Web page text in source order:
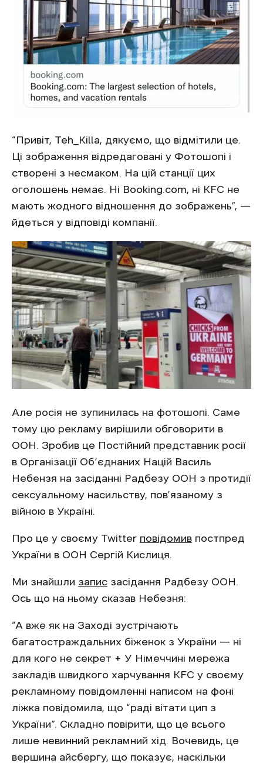
“Привіт, Teh_Killa, дякуємо, що відмітили це.
Ці зображення відредаговані у Фотошопі і
створені з несмаком. На цій станції цих
оголошень немає. Ні Booking.com, ні KFC не
мають жодного відношення до зображень”, —
йдеться у відповіді компанії.
Але росія не зупинилась на фотошопі. Саме
тому цю рекламу вирішили обговорити в
ООН. Зробив це Постійний представник росії
в Організації Об’єднаних Націй Василь
Небензя на засіданні Радбезу ООН з протидії
сексуальному насильству, пов’язаному з
війною в Україні.
Про це у своєму Twitter повідомив постпред
України в ООН Сергій Кислиця.
Ми знайшли запис засідання Радбезу ООН.
Ось що на ньому сказав Небезня:
“А вже як на Заході зустрічають
багатостраждальних біженок з України — ні
для кого не секрет + У Німеччині мережа
закладів швидкого харчування KFC у своєму
рекламному повідомленні написом на фоні
ліжка повідомила, що “раді вітати цип з
України”. Складно повірити, що це всього
лише невинний рекламний хід. Вочевидь, це
вершина айсбергу, що показує, наскільки